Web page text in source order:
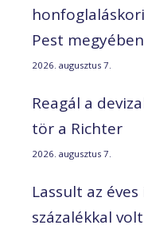
Pest megyében
2026. augusztus 7.
Reagál a
tör a Richter
2026. augusztus 7.
Lassult az
százalékkal